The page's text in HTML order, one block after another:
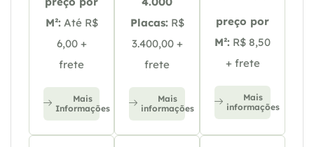
M²: Até R$
6,00 +
frete
Mais
Informações
Placas: R$
3.400,00 +
frete
Mais
informações
preço por
M²: R$ 8,50
+ frete
Mais
informações